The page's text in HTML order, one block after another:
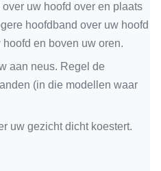
uw hoofd over en plaats
hoofdband over uw hoofd
en boven uw oren.
aan neus. Regel de
(in die modellen waar
uw gezicht dicht koestert.